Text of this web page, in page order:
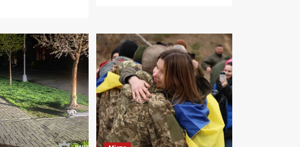
Гадячі
загинув
водій
мотоцикла
і
травмовано
пасажира